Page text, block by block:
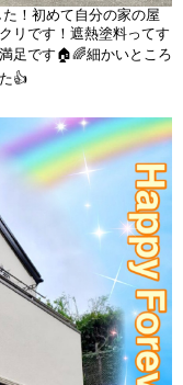
！初めて自分の家の屋
リです！遮熱塗料ってす
足です🏠🌈細かいところ
👍